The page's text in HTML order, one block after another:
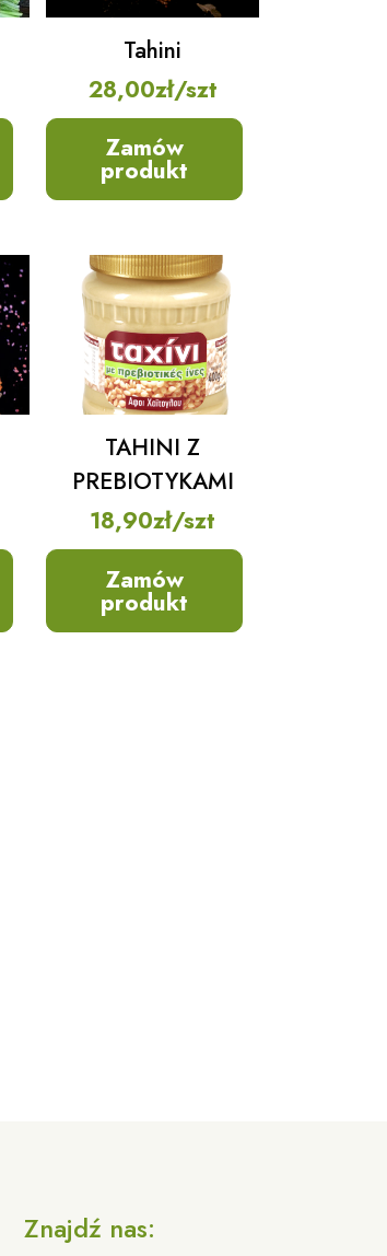
Tahini
28,00zł/szt
Zamów
produkt
TAHINI Z
PREBIOTYKAMI
18,90zł/szt
Zamów
produkt
Znajdź nas: